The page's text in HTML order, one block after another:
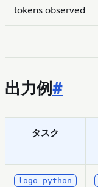
tokens observed
出力例#
タスク
logo_python